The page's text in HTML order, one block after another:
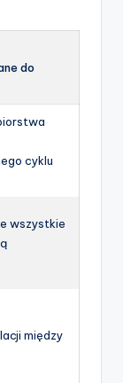
do
cyklu
wszystkie
między